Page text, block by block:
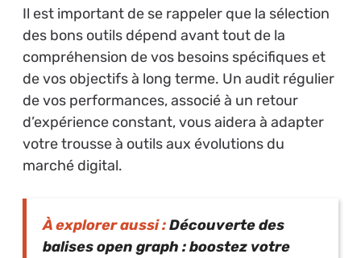
Il est important de se rappeler que la sélection
des bons outils dépend avant tout de la
compréhension de vos besoins spécifiques et
de vos objectifs à long terme. Un audit régulier
de vos performances, associé à un retour
d’expérience constant, vous aidera à adapter
votre trousse à outils aux évolutions du
marché digital.
À explorer aussi :Découverte des
balises open graph : boostez votre